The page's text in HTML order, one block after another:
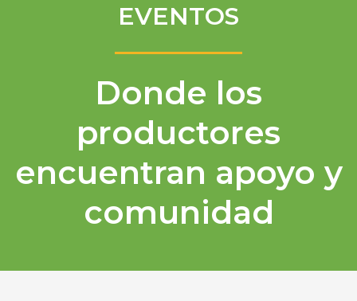
EVENTOS
Donde los
productores
encuentran apoyo y
comunidad